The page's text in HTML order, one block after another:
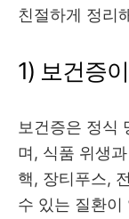
친절하게 정리
1) 보건증
보건증은 정식
며, 식품 위생
핵, 장티푸스,
수 있는 질환이